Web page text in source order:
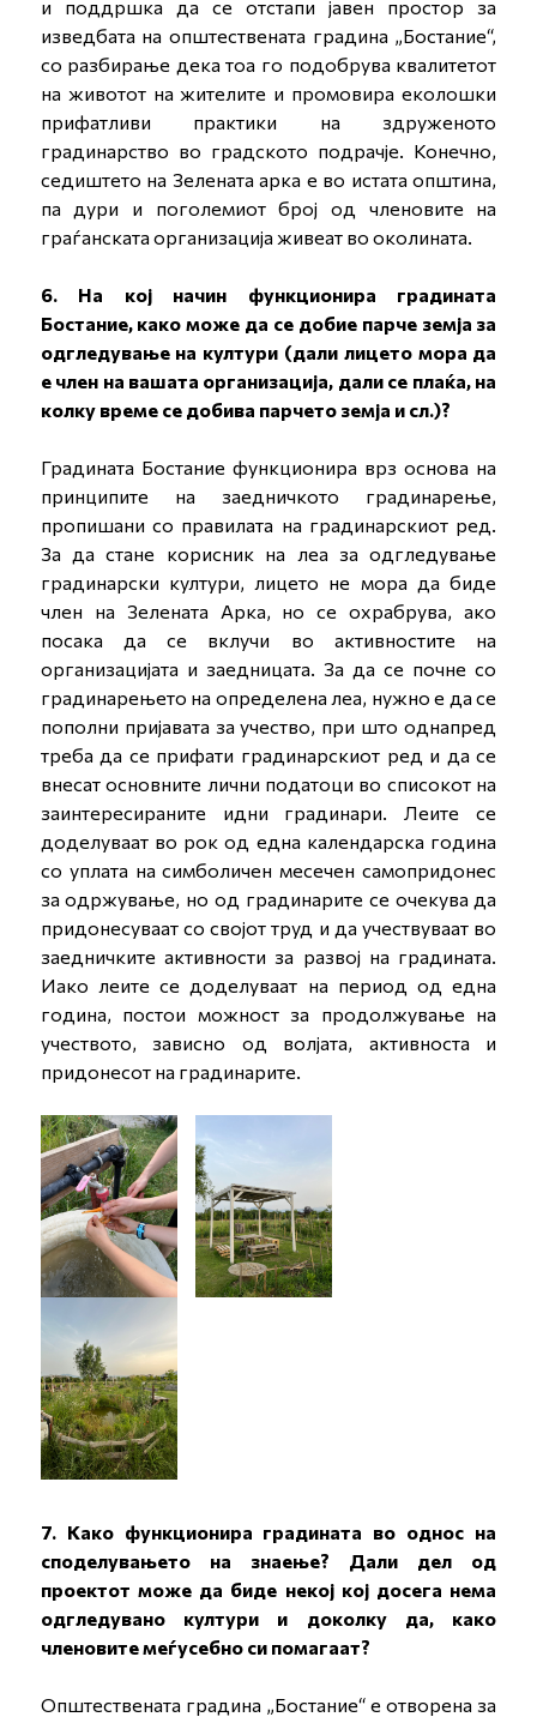
и поддршка да се отстапи јавен простор за
изведбата на општествената градина „Бостание“,
со разбирање дека тоа го подобрува квалитетот
на животот на жителите и промовира еколошки
прифатливи практики на здруженото
градинарство во градското подрачје. Конечно,
седиштето на Зелената арка е во истата општина,
па дури и поголемиот број од членовите на
граѓанската организација живеат во околината.
6. На кој начин функционира градината
Бостание, како може да се добие парче земја за
одгледување на култури (дали лицето мора да
е член на вашата организација, дали се плаќа, на
колку време се добива парчето земја и сл.)?
Градината Бостание функционира врз основа на
принципите на заедничкото градинарење,
пропишани со правилата на градинарскиот ред.
За да стане корисник на леа за одгледување
градинарски култури, лицето не мора да биде
член на Зелената Арка, но се охрабрува, ако
посака да се вклучи во активностите на
организацијата и заедницата. За да се почне со
градинарењето на определена леа, нужно е да се
пополни пријавата за учество, при што однапред
треба да се прифати градинарскиот ред и да се
внесат основните лични податоци во списокот на
заинтересираните идни градинари. Леите се
доделуваат во рок од една календарска година
со уплата на симболичен месечен самопридонес
за одржување, но од градинарите се очекува да
придонесуваат со својот труд и да учествуваат во
заедничките активности за развој на градината.
Иако леите се доделуваат на период од една
година, постои можност за продолжување на
учеството, зависно од волјата, активноста и
придонесот на градинарите.
7. Како функционира градината во однос на
споделувањето на знаење? Дали дел од
проектот може да биде некој кој досега нема
одгледувано култури и доколку да, како
членовите меѓусебно си помагаат?
Општествената градина „Бостание“ е отворена за